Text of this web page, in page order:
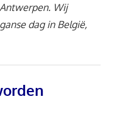
Wij
dag in België,